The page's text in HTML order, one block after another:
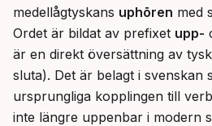
medellågtyskans uphōren med
Ordet är bildat av prefixet upp-
är en direkt översättning av
sluta). Det är belagt i svenskan
ursprungliga kopplingen till
inte längre uppenbar i modern